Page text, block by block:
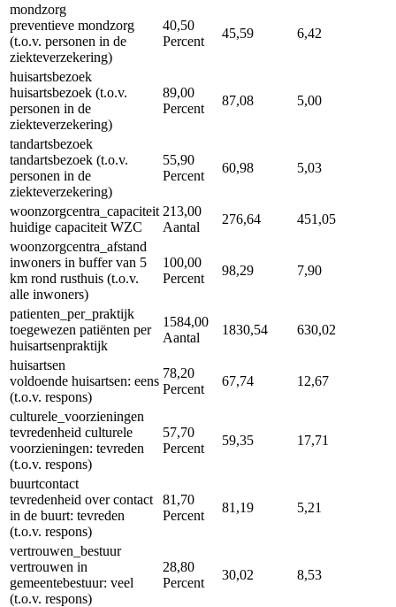
mondzorg
preventieve mondzorg
(t.o.v. personen in de
ziekteverzekering)
40,50
Percent
45,59 6,42
huisartsbezoek
huisartsbezoek (t.o.v.
personen in de
ziekteverzekering)
89,00
Percent
87,08 5,00
tandartsbezoek
tandartsbezoek (t.o.v.
personen in de
ziekteverzekering)
55,90
Percent
60,98 5,03
woonzorgcentra_capaciteit
huidige capaciteit WZC
213,00
Aantal
276,64
451,05
woonzorgcentra_afstand
inwoners in buffer van 5
km rond rusthuis (t.o.v.
alle inwoners)
100,00
Percent
98,29 7,90
patienten_per_praktijk
toegewezen patiënten per
huisartsenpraktijk
1584,00
Aantal
1830,54 630,02
huisartsen
voldoende huisartsen: eens
(t.o.v. respons)
78,20
Percent
67,74 12,67
culturele_voorzieningen
tevredenheid culturele
voorzieningen: tevreden
(t.o.v. respons)
57,70
Percent
59,35 17,71
buurtcontact
tevredenheid over contact
in de buurt: tevreden
(t.o.v. respons)
81,70
Percent
81,19 5,21
vertrouwen_bestuur
vertrouwen in
gemeentebestuur: veel
(t.o.v. respons)
28,80
Percent
30,02 8,53